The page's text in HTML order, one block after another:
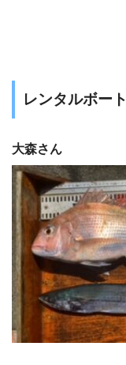
レンタルボート
大森さん